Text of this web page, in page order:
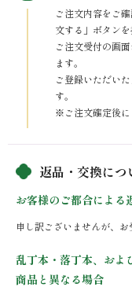
ご注文内容をご
文する」ボタンを
ご注文受付の画
ます。
ご登録いただい
す。
※ご注文確定後に
返品・交換につ
お客様のご都合による
申し訳ございませんが、お
乱丁本・落丁本、およ
商品と異なる場合